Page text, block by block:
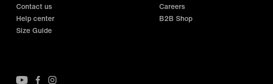
Contact us
Help center
Size Guide
Careers
B2B Shop